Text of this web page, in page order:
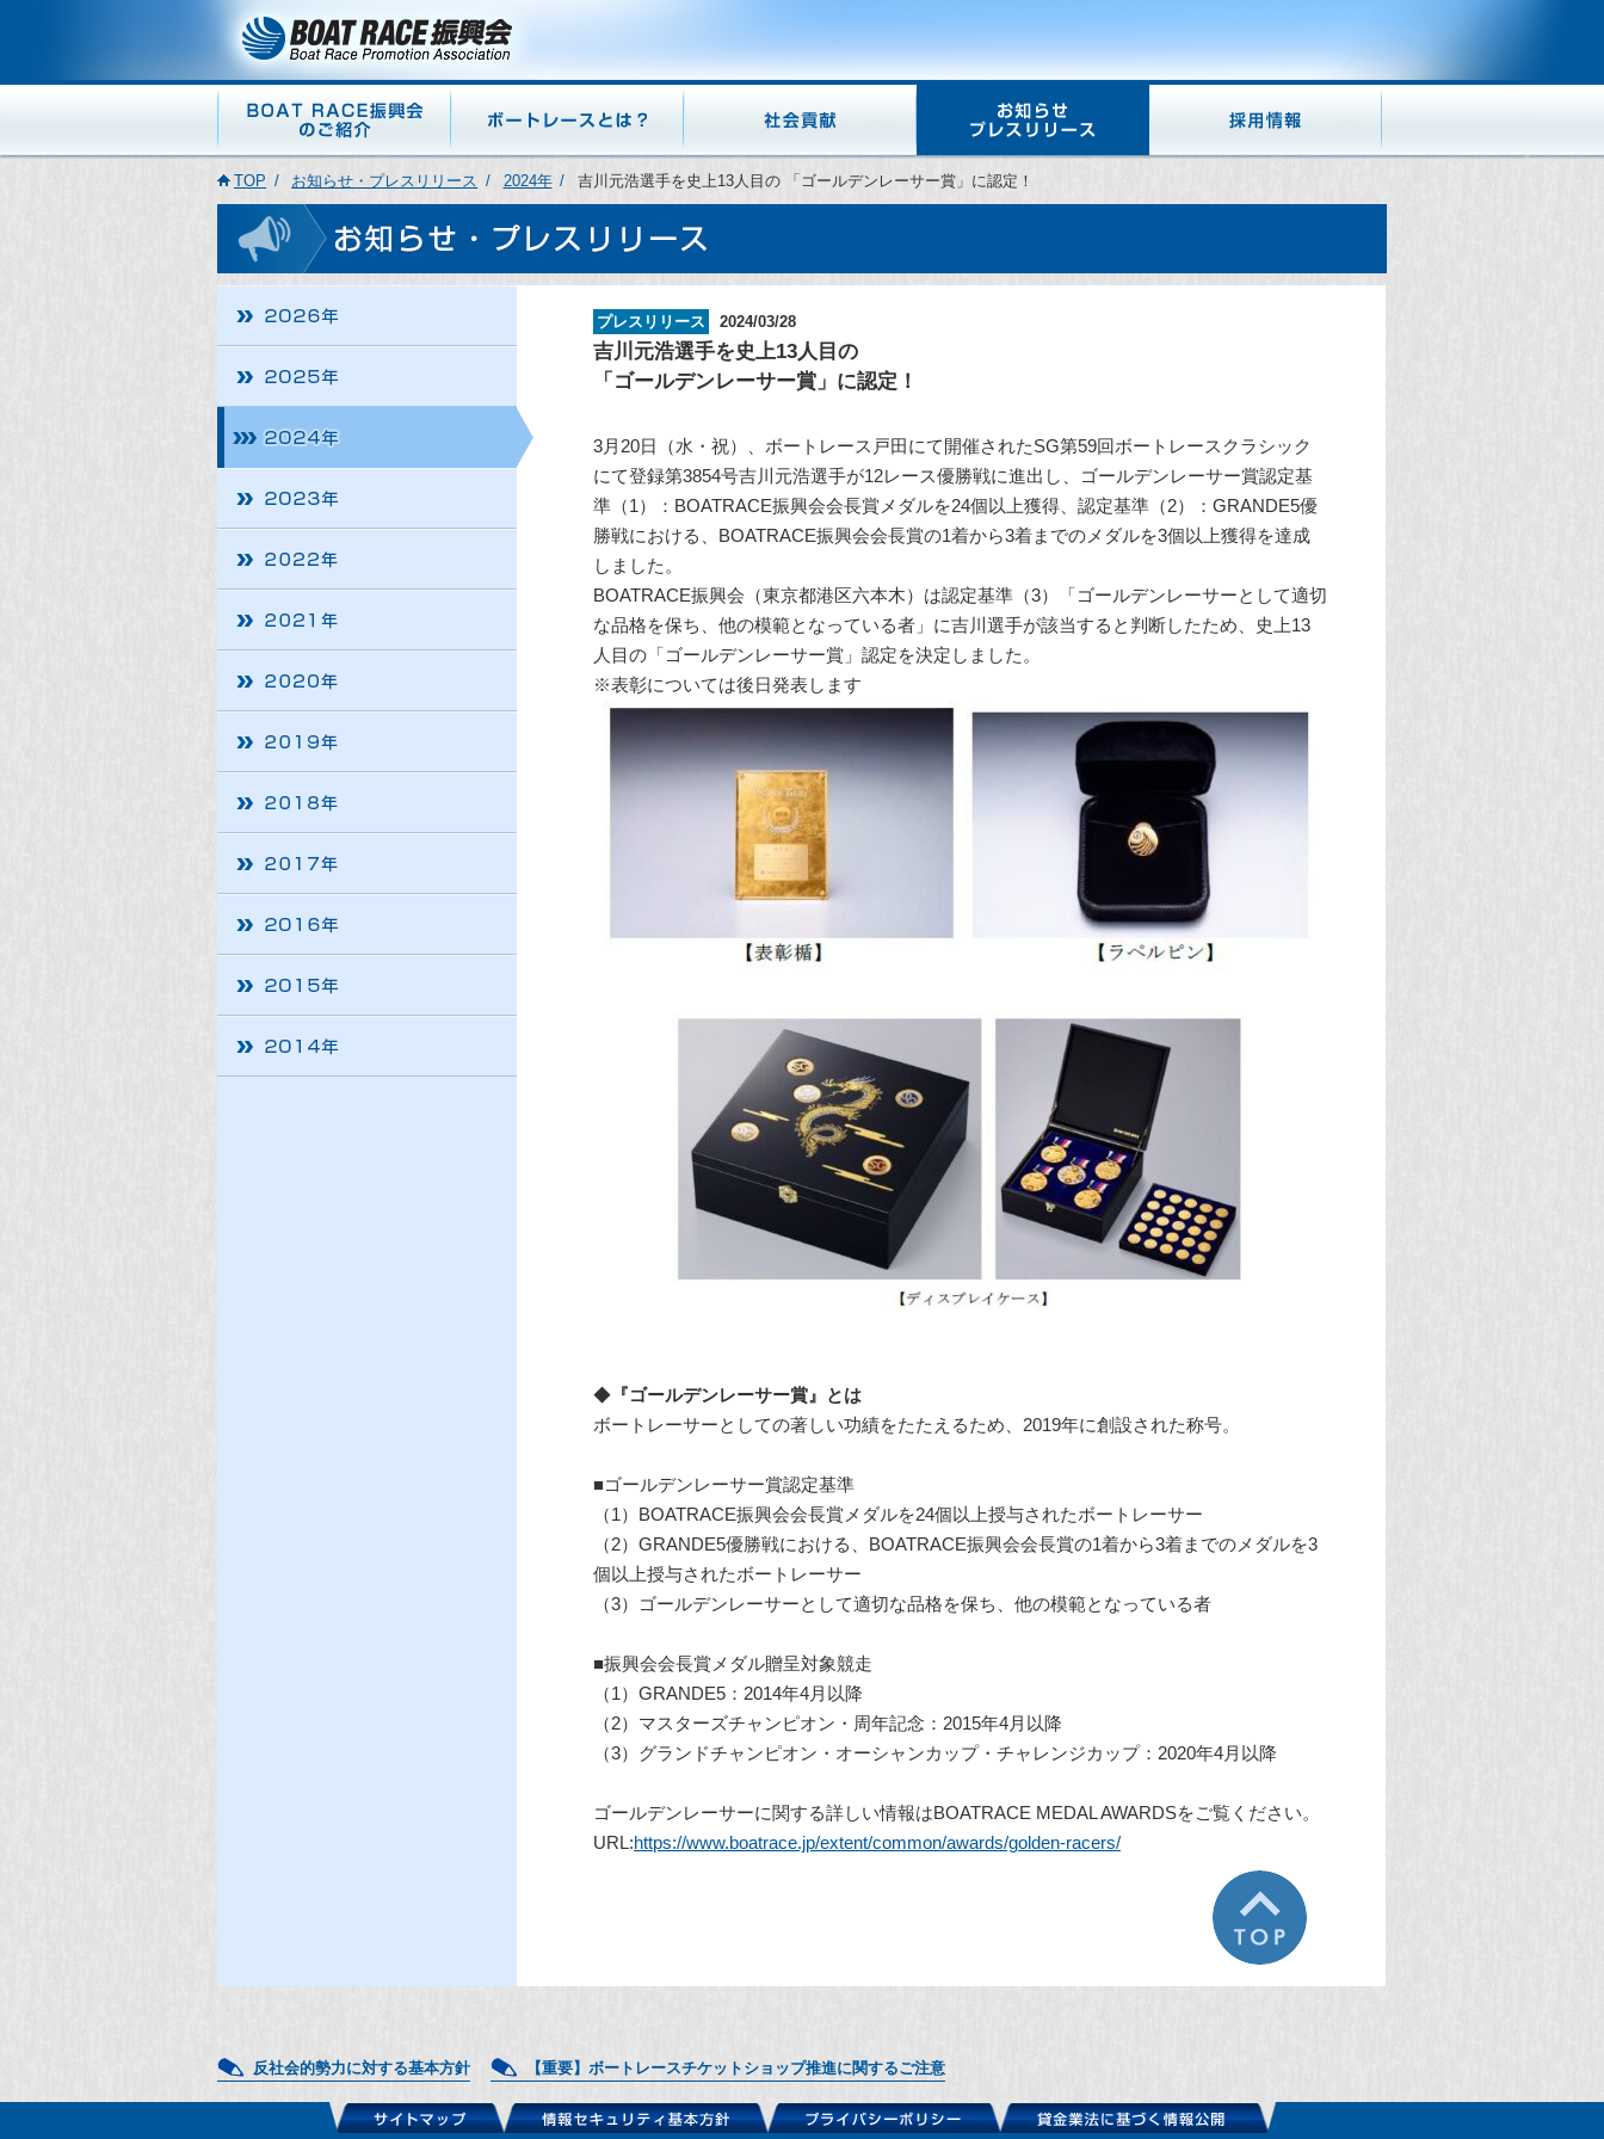
TOP お知らせ・プレスリリース 2024年 吉川元浩選手を史上13人目の 「ゴールデンレーサー賞」に認定！
プレスリリース 2024/03/28
吉川元浩選手を史上13人目の
「ゴールデンレーサー賞」に認定！
3月20日（水・祝）、ボートレース戸田にて開催されたSG第59回ボートレースクラシック
にて登録第3854号吉川元浩選手が12レース優勝戦に進出し、ゴールデンレーサー賞認定基
準（1）：BOATRACE振興会会長賞メダルを24個以上獲得、認定基準（2）：GRANDE5優
勝戦における、BOATRACE振興会会長賞の1着から3着までのメダルを3個以上獲得を達成
しました。
BOATRACE振興会（東京都港区六本木）は認定基準（3）「ゴールデンレーサーとして適切
な品格を保ち、他の模範となっている者」に吉川選手が該当すると判断したため、史上13
人目の「ゴールデンレーサー賞」認定を決定しました。
※表彰については後日発表します
◆ 『ゴールデンレーサー賞』とは
ボートレーサーとしての著しい功績をたたえるため、2019年に創設された称号。
■ゴールデンレーサー賞認定基準
（1）BOATRACE振興会会長賞メダルを24個以上授与されたボートレーサー
（2）GRANDE5優勝戦における、BOATRACE振興会会長賞の1着から3着までのメダルを3
個以上授与されたボートレーサー
（3）ゴールデンレーサーとして適切な品格を保ち、他の模範となっている者
■振興会会長賞メダル贈呈対象競走
（1）GRANDE5：2014年4月以降
（2）マスターズチャンピオン・周年記念：2015年4月以降
（3）グランドチャンピオン・オーシャンカップ・チャレンジカップ：2020年4月以降
ゴールデンレーサーに関する詳しい情報はBOATRACE MEDAL AWARDSをご覧ください。
URL:https://www.boatrace.jp/extent/common/awards/golden-racers/
反社会的勢力に対する基本方針 【重要】ボートレースチケットショップ推進に関するご注意